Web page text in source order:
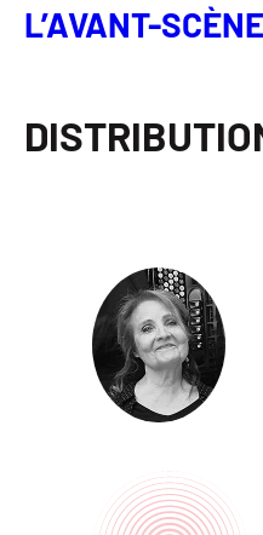
L’AVANT-SCÈNE